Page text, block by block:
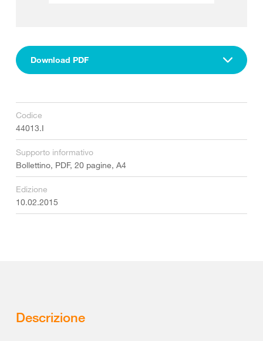
Download PDF
Codice
44013.I
Supporto informativo
Bollettino, PDF, 20 pagine, A4
Edizione
10.02.2015
Descrizione